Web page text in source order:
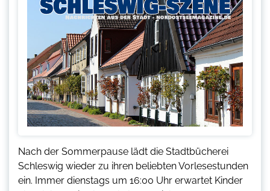
Nach der Sommerpause lädt die Stadtbücherei
Schleswig wieder zu ihren beliebten Vorlesestunden
ein. Immer dienstags um 16:00 Uhr erwartet Kinder